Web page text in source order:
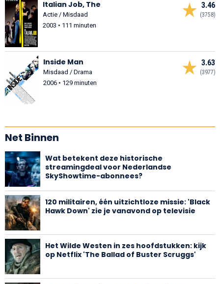
3.46
(3758)
Italian Job, The
Actie / Misdaad
2003 • 111 minuten
3.63
(3977)
Inside Man
Misdaad / Drama
2006 • 129 minuten
Net Binnen
Wat betekent deze historische
streamingdeal voor Nederlandse
SkyShowtime-abonnees?
120 militairen, één uitzichtloze missie: 'Black
Hawk Down' zie je vanavond op televisie
Het Wilde Westen in zes hoofdstukken: kijk
op Netflix 'The Ballad of Buster Scruggs'